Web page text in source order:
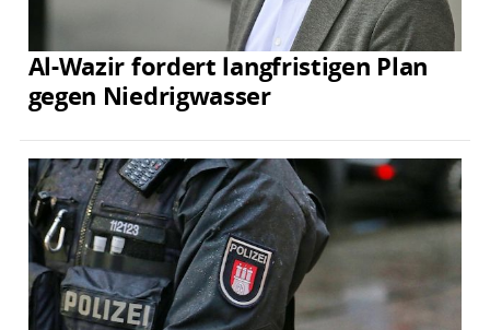
Al-Wazir fordert langfristigen Plan
gegen Niedrigwasser